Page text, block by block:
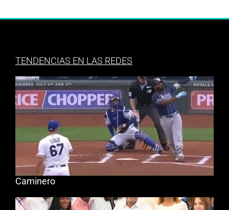
TENDENCIAS EN LAS REDES
Caminero